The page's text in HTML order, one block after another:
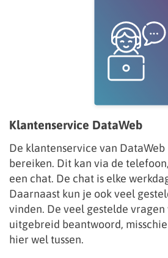
Klantenservice DataWeb
De klantenservice van
bereiken. Dit kan via de
een chat. De chat is elke
Daarnaast kun je ook veel
vinden. De veel gestelde
uitgebreid beantwoord,
hier wel tussen.